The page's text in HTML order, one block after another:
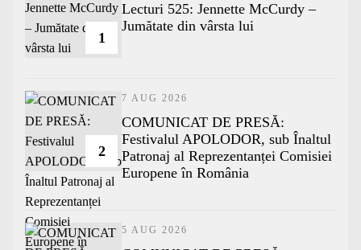
1
Lecturi 525: Jennette McCurdy –
Jumătate din vârsta lui
2
7 AUG 2026
COMUNICAT DE PRESĂ:
Festivalul APOLODOR, sub Înaltul
Patronaj al Reprezentanței Comisiei
Europene în România
5 AUG 2026